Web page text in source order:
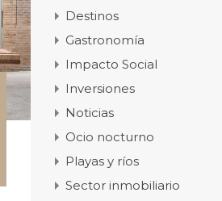
Destinos
Gastronomía
Impacto Social
Inversiones
Noticias
Ocio nocturno
Playas y ríos
Sector inmobiliario